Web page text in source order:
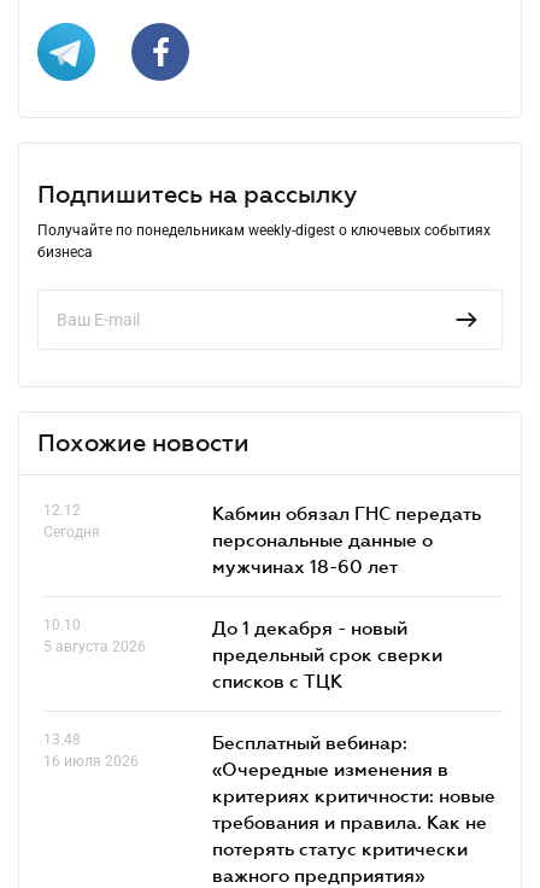
Подпишитесь на рассылку
Получайте по понедельникам weekly-digest о ключевых событиях
бизнеса
Похожие новости
12.12
Сегодня
Кабмин обязал ГНС передать
персональные данные о
мужчинах 18-60 лет
10.10
5 августа 2026
До 1 декабря - новый
предельный срок сверки
списков c ТЦК
13.48
16 июля 2026
Бесплатный вебинар:
«Очередные изменения в
критериях критичности: новые
требования и правила. Как не
потерять статус критически
важного предприятия»